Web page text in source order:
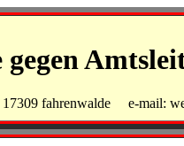
gegen
fahrenwalde e-mail: